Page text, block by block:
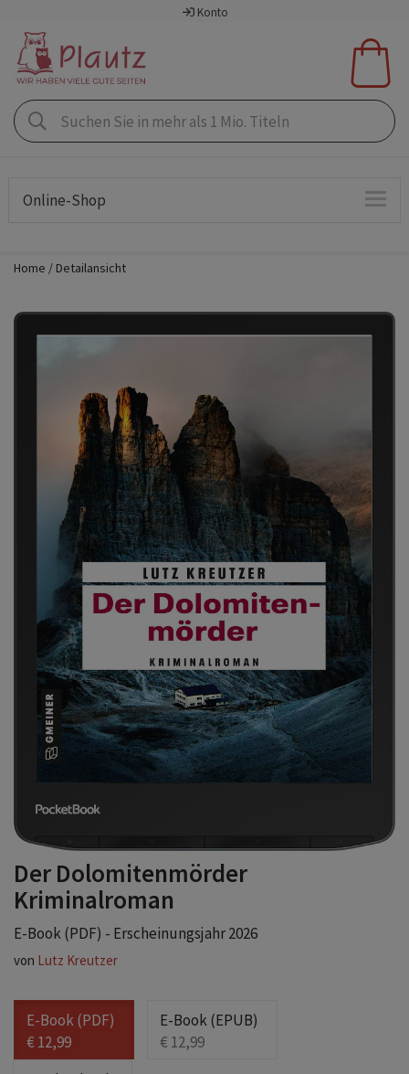
Konto
Online-Shop
Home Detailansicht
Der Dolomitenmörder
Kriminalroman
E-Book (PDF) - Erscheinungsjahr 2026
von Lutz Kreutzer
E-Book (PDF)
€ 12,99
E-Book (EPUB)
€ 12,99